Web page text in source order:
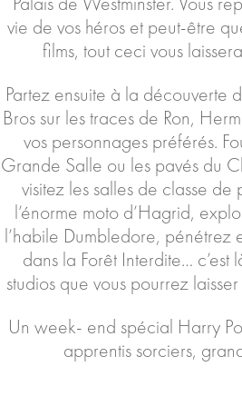
vie de vos héros et peut-être
films, tout ceci vous
Partez ensuite à la découverte
Bros sur les traces de Ron,
vos personnages préférés.
Grande Salle ou les pavés du
visitez les salles de classe de
l’énorme moto d’Hagrid,
l’habile Dumbledore, pénétrez
dans la Forêt Interdite… c’est
studios que vous pourrez
Un week- end spécial Harry
apprentis sorciers,